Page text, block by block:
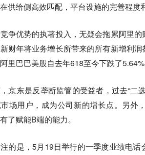
供给侧高效匹配，平台设施的完善程度
争优势的执著投入，无疑会拖累阿里
财年将业务增长所带来的所有新增利
里巴巴美股自去年618至今下跌了5.64%
京东是反垄断监管的受益者，过去“二
场用户，成为公司新的增长点。另外
了赋能B端的能力。
的是，5月19日举行的一季度业绩电